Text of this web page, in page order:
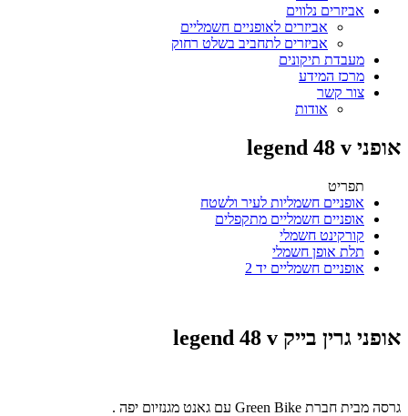
אביזרים נלווים
אביזרים לאופניים חשמליים
אביזרים לתחביב בשלט רחוק
מעבדת תיקונים
מרכז המידע
צור קשר
אודות
אופני legend 48 v
תפריט
אופניים חשמליות לעיר ולשטח
אופניים חשמליים מתקפלים
קורקינט חשמלי
תלת אופן חשמלי
אופניים חשמליים יד 2
אופני legend 48 v גרין בייק
גרסה מבית חברת Green Bike עם גאנט מגנזיום יפה .